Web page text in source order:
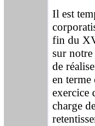
Il est
fin du
sur
de
en terme
exercice
charge